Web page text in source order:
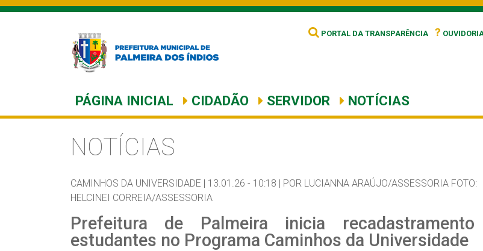
PORTAL DA TRANSPARÊNCIA ?
PÁGINA INICIAL CIDADÃO SERVIDOR NOTÍCIAS
NOTÍCIAS
CAMINHOS DA UNIVERSIDADE | 13.01.26 - 10:18 | POR LUCIANNA ARAÚJO/ASSESSORIA FOTO:
HELCINEI CORREIA/ASSESSORIA
Prefeitura de Palmeira inicia
estudantes no Programa Caminhos da Universidade